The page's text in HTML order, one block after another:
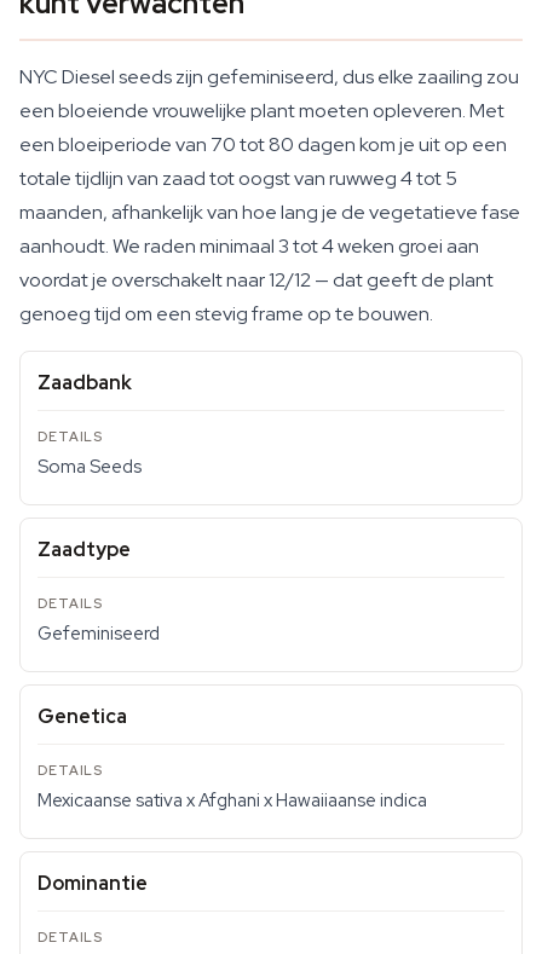
NYC Diesel seeds zijn gefeminiseerd, dus elke zaailing zou
een bloeiende vrouwelijke plant moeten opleveren. Met
een bloeiperiode van 70 tot 80 dagen kom je uit op een
totale tijdlijn van zaad tot oogst van ruwweg 4 tot 5
maanden, afhankelijk van hoe lang je de vegetatieve fase
aanhoudt. We raden minimaal 3 tot 4 weken groei aan
voordat je overschakelt naar 12/12 — dat geeft de plant
genoeg tijd om een stevig frame op te bouwen.
Zaadbank
Soma Seeds
Zaadtype
Gefeminiseerd
Genetica
Mexicaanse sativa x Afghani x Hawaiiaanse indica
Dominantie